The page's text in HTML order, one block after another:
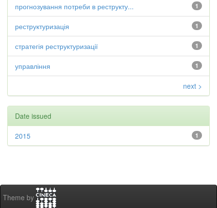
1
прогнозування потреби в реструкту...
1
реструктуризація
1
стратегія реструктуризації
1
управління
next >
Date issued
1
2015
Theme by